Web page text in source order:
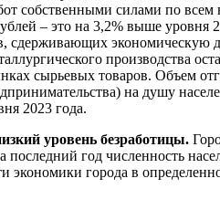
собственными силами по всем
– это на 3,2% выше
экономическую
производства
сырьевых товаров. Объем
на душу
2023 года.
уровень безработицы.
последний год численность
экономики города в